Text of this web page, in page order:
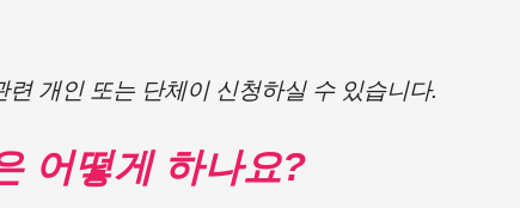
련 개인 또는 단체이 신청하실 수 있습니다.
어떻게 하나요?